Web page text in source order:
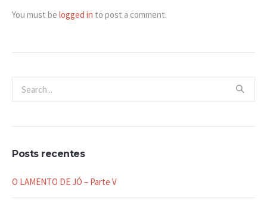
You must be logged in to post a comment.
Posts recentes
O LAMENTO DE JÓ – Parte V